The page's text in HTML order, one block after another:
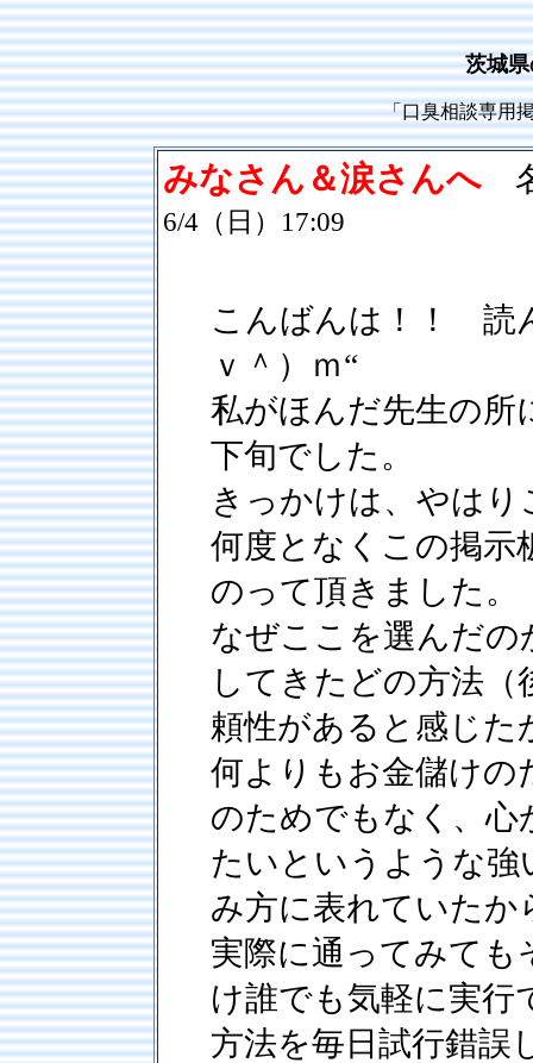
茨城
「口臭相談専用
みなさん＆涙さんへ名
6/4（日）17:09
こんばんは！！ 読
ｖ＾）ｍ“
私がほんだ先生の所
下旬でした。
きっかけは、やはり
何度となくこの掲示
のって頂きました。
なぜここを選んだの
してきたどの方法
頼性があると感じた
何よりもお金儲けの
のためでもなく、心
たいというような強
み方に表れていたか
実際に通ってみて
け誰でも気軽に実行
方法を毎日試行錯誤